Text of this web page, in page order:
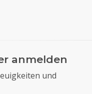
anmelden
und